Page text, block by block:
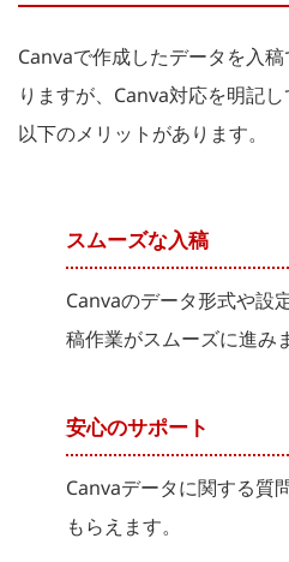
Canvaで作成したデータを入
りますが、Canva対応を明記し
以下のメリットがあります。
スムーズな入稿
Canvaのデータ形式や設
稿作業がスムーズに進み
安心のサポート
Canvaデータに関する質
もらえます。